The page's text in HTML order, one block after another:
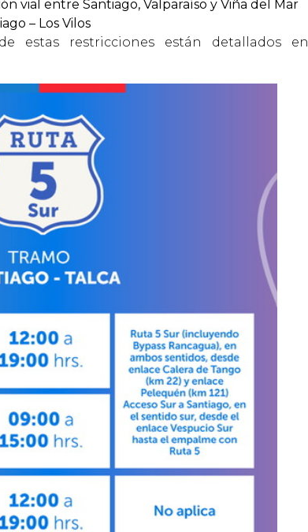
vial entre Santiago, Valparaíso y Viña del Mar
– Los Vilos
estas restricciones están detallados en